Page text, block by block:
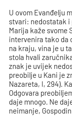
U ovom Evanđelju
stvari: nedostatak i
Marija kaže svome
intervenira tako da
na kraju, vina je u
stola hvali
znak je uvijek
preobilje u Kani je
Nazareta, I, 294).
Odgovara
daje mnogo. Ne
neimanje,